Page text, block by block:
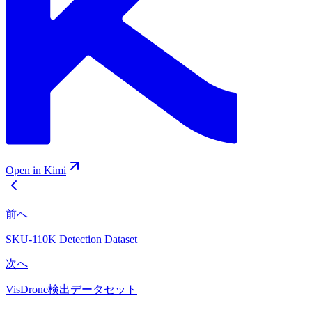
Open in Kimi
前へ
SKU-110K Detection Dataset
次へ
VisDrone検出データセット